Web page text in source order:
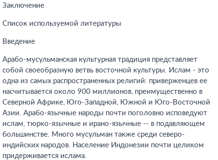
Заключение
Список используемой литературы
Введение
Арабо-мусульманская культурная традиция представляет
собой своеобразную ветвь восточной культуры. Ислам - это
одна из самых распространенных религий: приверженцев ее
насчитывается около 900 миллионов, преимущественно в
Северной Африке, Юго-Западной, Южной и Юго-Восточной
Азии. Арабо-язычные народы почти поголовно исповедуют
ислам, тюрко-язычные и ирано-язычные -- в подавляющем
большинстве. Много мусульман также среди северо-
индийских народов. Население Индонезии почти целиком
придерживается ислама.